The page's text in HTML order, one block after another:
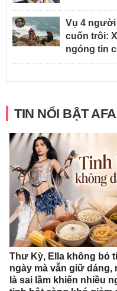
Vụ 4
cuốn trôi:
ngóng tin
TIN NỔI BẬT
Thư Kỳ, Ella không bỏ
ngày mà vẫn giữ dáng,
là sai lầm khiến nhiều